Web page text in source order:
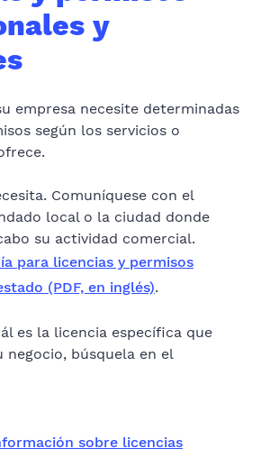
y
empresa necesite determinadas
según los servicios o
Comuníquese con el
local o la ciudad donde
su actividad comercial.
para licencias y permisos
(PDF, en inglés).
es la licencia específica que
negocio, búsquela en el
sobre licencias